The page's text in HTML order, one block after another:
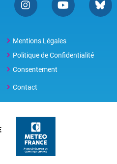
Mentions Légales
Politique de Confidentialité
Consentement
Contact